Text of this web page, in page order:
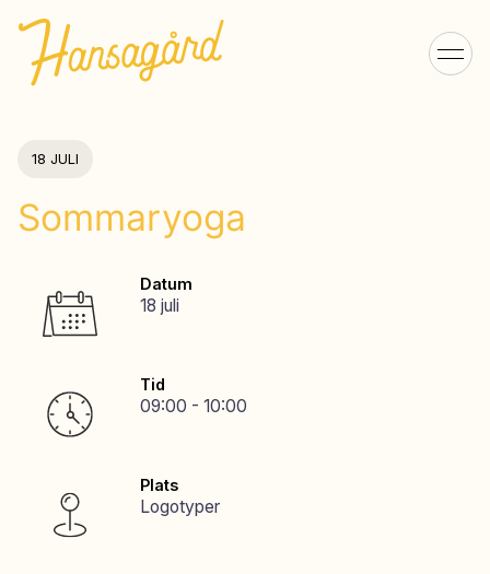
18 JULI
Sommaryoga
Datum
18 juli
Tid
09:00 - 10:00
Plats
Logotyper